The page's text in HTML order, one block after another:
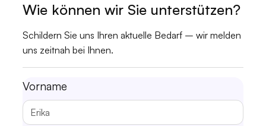
Vorname
Wie können wir Sie unterstützen?
Schildern Sie uns Ihren aktuelle Bedarf – wir melden
uns zeitnah bei Ihnen.